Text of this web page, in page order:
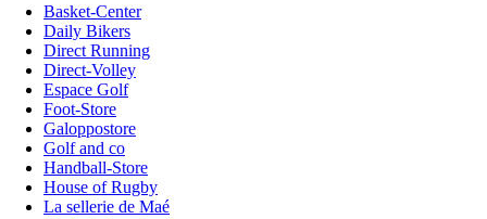
Basket-Center
Daily Bikers
Direct Running
Direct-Volley
Espace Golf
Foot-Store
Galoppostore
Golf and co
Handball-Store
House of Rugby
La sellerie de Maé